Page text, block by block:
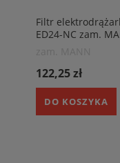
Filtr
ED24-NC zam.
122,25 zł
DO KOSZYKA